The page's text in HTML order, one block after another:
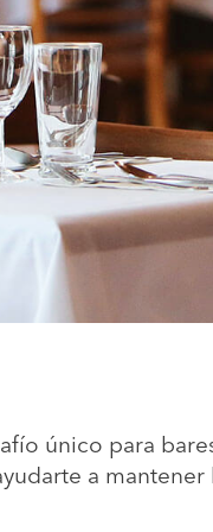
único para
a